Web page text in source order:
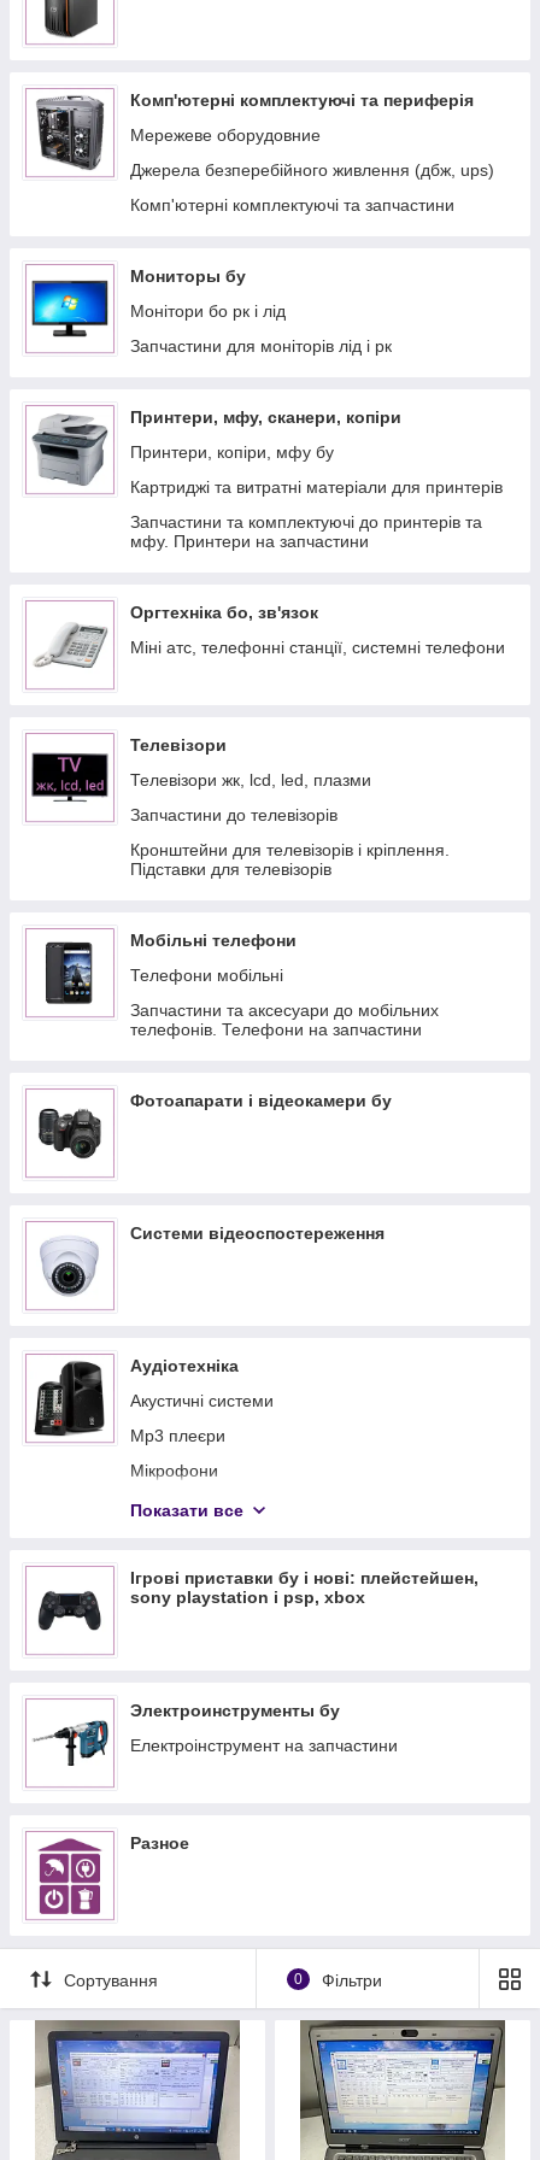
Комп'ютерні комплектуючі та периферія
Мережеве оборудовние
Джерела безперебійного живлення (дбж, ups)
Комп'ютерні комплектуючі та запчастини
Мониторы бу
Монітори бо рк і лід
Запчастини для моніторів лід і рк
Принтери, мфу, сканери, копіри
Принтери, копіри, мфу бу
Картриджі та витратні матеріали для принтерів
Запчастини та комплектуючі до принтерів та
мфу. Принтери на запчастини
Оргтехніка бо, зв'язок
Міні атс, телефонні станції, системні телефони
Телевізори
Телевізори жк, lcd, led, плазми
Запчастини до телевізорів
Кронштейни для телевізорів і кріплення.
Підставки для телевізорів
Мобільні телефони
Телефони мобільні
Запчастини та аксесуари до мобільних
телефонів. Телефони на запчастини
Фотоапарати і відеокамери бу
Системи відеоспостереження
Аудіотехніка
Акустичні системи
Mp3 плеєри
Мікрофони
Підсилювачі, еквалайзери, ресивери, пульти,
Музичне обладнання
Показати все
Ігрові приставки бу і нові: плейстейшен,
sony playstation і psp, xbox
Электроинструменты бу
Електроінструмент на запчастини
Разное
Сортування 0 Фільтри